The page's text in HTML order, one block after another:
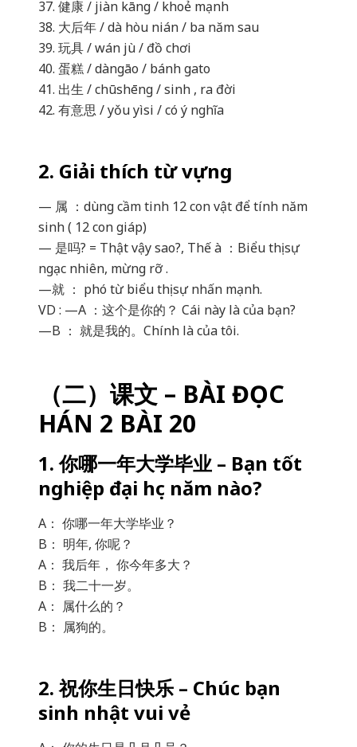
37. 健康 / jiàn kāng / khoẻ mạnh
38. 大后年 / dà hòu nián / ba năm sau
39. 玩具 / wán jù / đồ chơi
40. 蛋糕 / dàngāo / bánh gato
41. 出生 / chūshēng / sinh , ra đời
42. 有意思 / yǒu yìsi / có ý nghĩa
2. Giải thích từ vựng
— 属 ：dùng cầm tinh 12 con vật để tính năm
sinh ( 12 con giáp)
— 是吗? = Thật vậy sao?, Thế à ：Biểu thị sự
ngạc nhiên, mừng rỡ .
—就 ： phó từ biểu thị sự nhấn mạnh.
VD : —A ：这个是你的？ Cái này là của bạn?
—B ： 就是我的。Chính là của tôi.
（二）课文 – BÀI ĐỌC
HÁN 2 BÀI 20
1. 你哪一年大学毕业 – Bạn tốt
nghiệp đại học năm nào?
A： 你哪一年大学毕业？
B： 明年, 你呢？
A： 我后年， 你今年多大？
B： 我二十一岁。
A： 属什么的？
B： 属狗的。
2. 祝你生日快乐 – Chúc bạn
sinh nhật vui vẻ